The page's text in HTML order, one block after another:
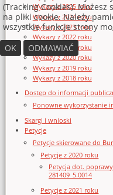
Wykazy z 2025 roku
Wykazy z 2024 roku
Wykazy z 2023 roku
Wykazy z 2022 roku
Wykazy z 2021 roku
Wykazy z 2020 roku
Wykazy z 2019 roku
Wykazy z 2018 roku
Dostęp do informacji
Ponowne wykorzystanie
Skargi i wnioski
Petycje
Petycje skierowane do
Petycje z 2020 roku
Petycja dot.
281409_5.0014
Petycje z 2021 roku
(Tracking Cookies). Możesz
na pliki cookie. Należy
wszystkie funkcje strony
OK
ODMAWIAĆ